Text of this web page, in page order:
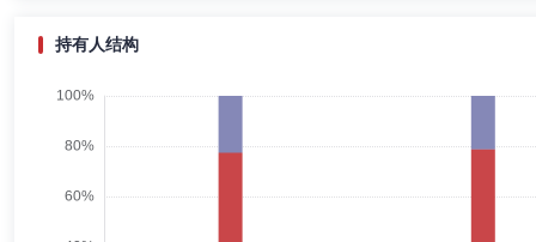
济混合型证券投资基金、申万菱信乐享混合型证券投资基金、申万菱
持有人结构